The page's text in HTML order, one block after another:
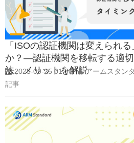
「ISOの認証機関は変えられ
か？―認証機関を移転する適
法、メリットを解説
2025-09-25 01:30 アームスタン
記事